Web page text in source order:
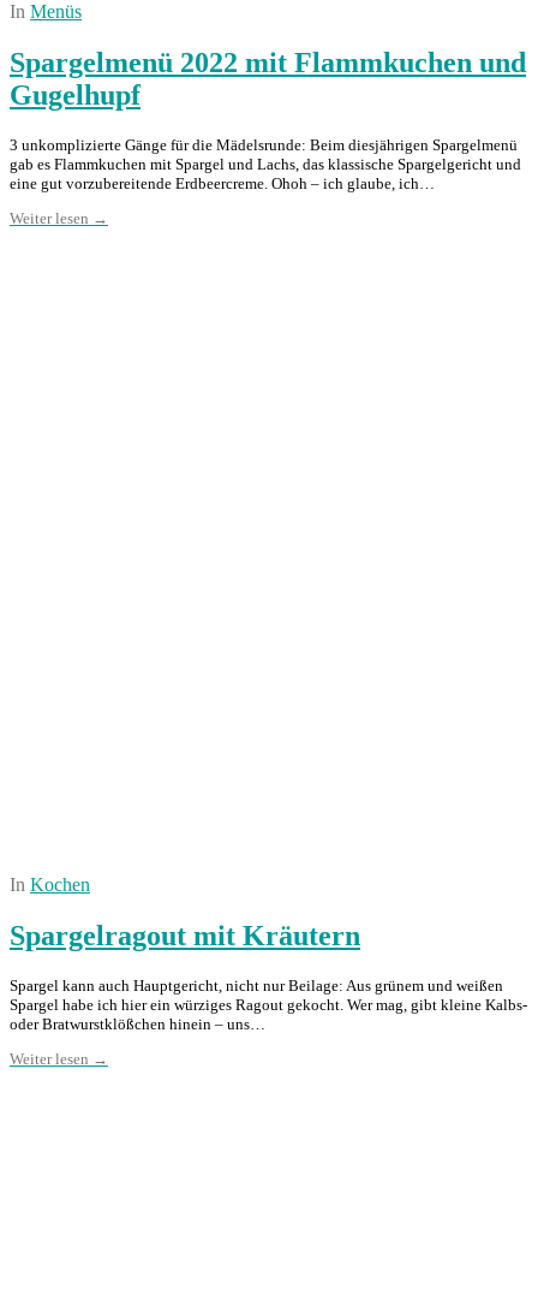
In Menüs
Spargelmenü 2022 mit Flammkuchen und
Gugelhupf
3 unkomplizierte Gänge für die Mädelsrunde: Beim diesjährigen Spargelmenü
gab es Flammkuchen mit Spargel und Lachs, das klassische Spargelgericht und
eine gut vorzubereitende Erdbeercreme. Ohoh – ich glaube, ich…
Weiter lesen →
In Kochen
Spargelragout mit Kräutern
Spargel kann auch Hauptgericht, nicht nur Beilage: Aus grünem und weißen
Spargel habe ich hier ein würziges Ragout gekocht. Wer mag, gibt kleine Kalbs-
oder Bratwurstklößchen hinein – uns…
Weiter lesen →